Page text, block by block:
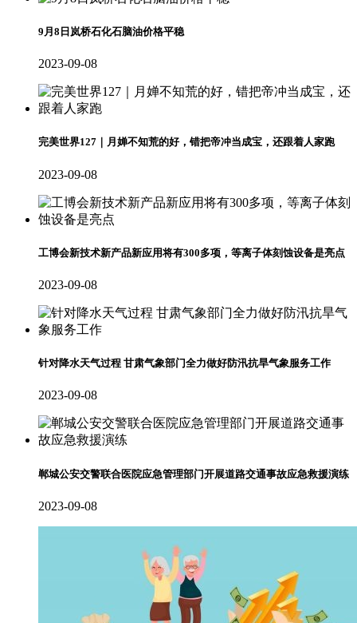
9月8日岚桥石化石脑油价格平稳
2023-09-08
完美世界127｜月婵不知荒的好，错把帝冲当成宝，还跟着人家跑
2023-09-08
工博会新技术新产品新应用将有300多项，等离子体刻蚀设备是亮点
2023-09-08
针对降水天气过程 甘肃气象部门全力做好防汛抗旱气象服务工作
2023-09-08
郸城公安交警联合医院应急管理部门开展道路交通事故应急救援演练
2023-09-08